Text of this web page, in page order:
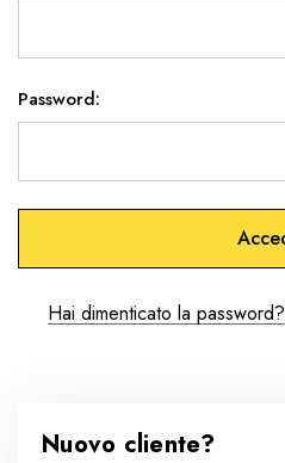
Password:
Hai dimenticato la password?
Nuovo cliente?